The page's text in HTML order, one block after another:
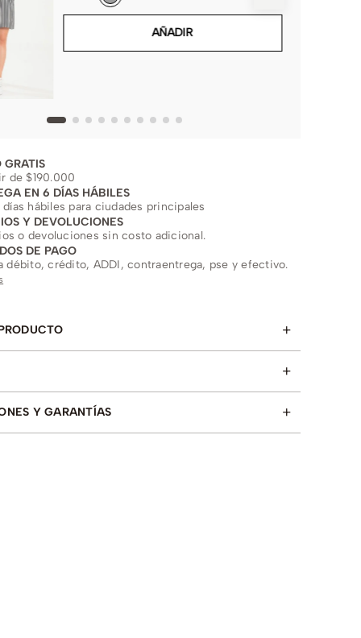
AÑADIR
GRATIS
de $190.000
EN 6 DÍAS HÁBILES
días hábiles para ciudades principales
Y DEVOLUCIONES
o devoluciones sin costo adicional.
DE PAGO
débito, crédito, ADDI, contraentrega, pse y efectivo.
+
+
Y GARANTÍAS +